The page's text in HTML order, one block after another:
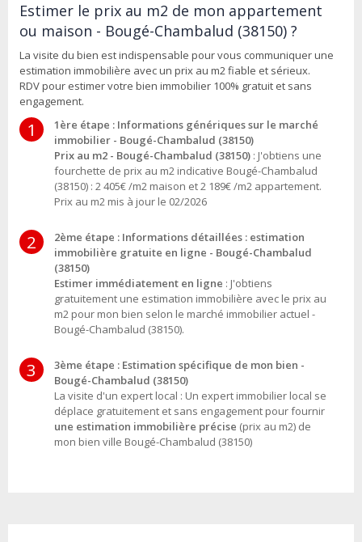
Estimer le prix au m2 de mon appartement
ou maison - Bougé-Chambalud (38150) ?
La visite du bien est indispensable pour vous communiquer une
estimation immobilière avec un prix au m2 fiable et sérieux.
RDV pour estimer votre bien immobilier 100% gratuit et sans
engagement.
1
1ère étape : Informations génériques sur le marché
immobilier - Bougé-Chambalud (38150)
Prix au m2 - Bougé-Chambalud (38150) : J'obtiens une
fourchette de prix au m2 indicative Bougé-Chambalud
(38150) : 2 405€ /m2 maison et 2 189€ /m2 appartement.
Prix au m2 mis à jour le 02/2026
2
2ème étape : Informations détaillées : estimation
immobilière gratuite en ligne - Bougé-Chambalud
(38150)
Estimer immédiatement en ligne : J'obtiens
gratuitement une estimation immobilière avec le prix au
m2 pour mon bien selon le marché immobilier actuel -
Bougé-Chambalud (38150).
3
3ème étape : Estimation spécifique de mon bien -
Bougé-Chambalud (38150)
La visite d'un expert local : Un expert immobilier local se
déplace gratuitement et sans engagement pour fournir
une estimation immobilière précise (prix au m2) de
mon bien ville Bougé-Chambalud (38150)